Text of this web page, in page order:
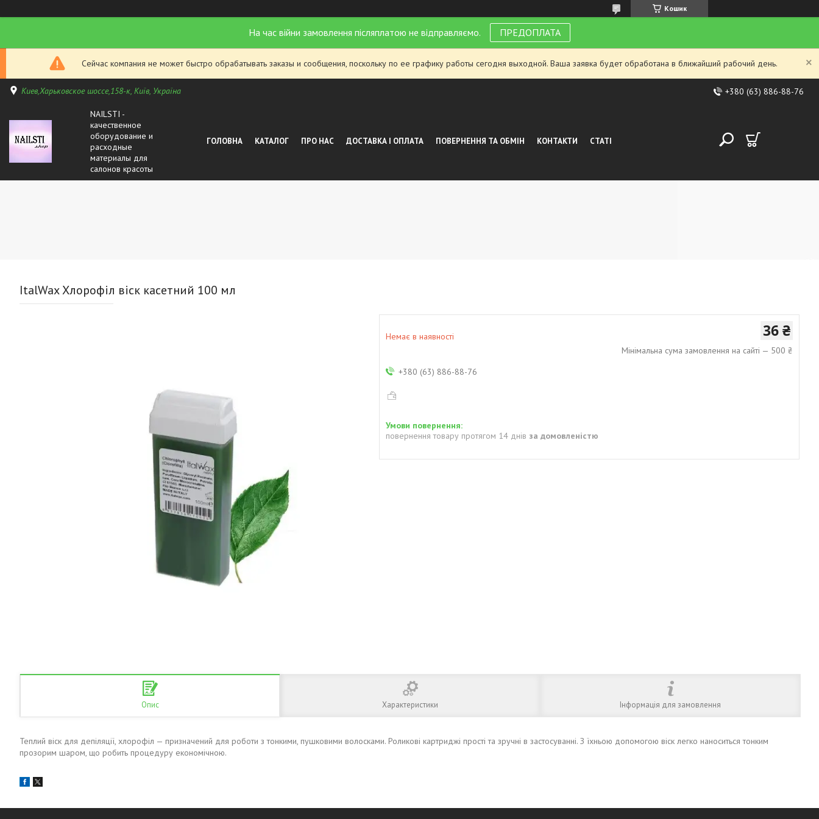
Кошик
На час війни замовлення післяплатою не відправляємо. ПРЕДОПЛАТА
Сейчас компания не может быстро обрабатывать заказы и сообщения, поскольку по ее графику работы сегодня выходной. Ваша заявка будет обработана в ближайший рабочий день.
Киев,Харьковское шоссе,158-к, Київ, Україна +380 (63) 886-88-76
NAILSTI -
качественное
оборудование и
расходные
материалы для
салонов красоты
ГОЛОВНА КАТАЛОГ ПРО НАС ДОСТАВКА І ОПЛАТА ПОВЕРНЕННЯ ТА ОБМІН КОНТАКТИ СТАТІ
ItalWax Хлорофіл віск касетний 100 мл
Немає в наявності 36 ₴
Мінімальна сума замовлення на сайті — 500 ₴
+380 (63) 886-88-76
повернення товару протягом 14 днів за домовленістю
Опис Характеристики Інформація для замовлення
Теплий віск для депіляції, хлорофіл — призначений для роботи з тонкими, пушковими волосками. Роликові картриджі прості та зручні в застосуванні. З їхньою допомогою віск легко наноситься тонким
прозорим шаром, що робить процедуру економічною.